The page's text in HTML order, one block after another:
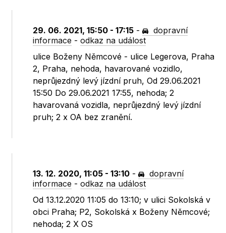
29. 06. 2021, 15:50 - 17:15 -
dopravní
informace -odkaz na událost
ulice Boženy Němcové - ulice Legerova, Praha
2, Praha, nehoda, havarované vozidlo,
neprůjezdný levý jízdní pruh, Od 29.06.2021
15:50 Do 29.06.2021 17:55, nehoda; 2
havarovaná vozidla, neprůjezdný levý jízdní
pruh; 2 x OA bez zranění.
13. 12. 2020, 11:05 - 13:10 -
dopravní
informace -odkaz na událost
Od 13.12.2020 11:05 do 13:10; v ulici Sokolská v
obci Praha; P2, Sokolská x Boženy Němcové;
nehoda; 2 X OS